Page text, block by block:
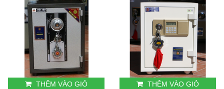
THÊM VÀO GIỎ THÊM VÀO GIỎ